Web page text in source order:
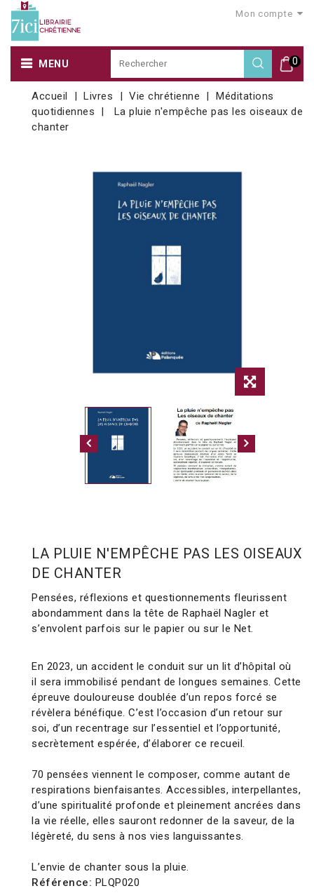
Mon compte
0
MENU
Accueil Livres Vie chrétienne
Méditations
quotidiennes
La pluie n'empêche pas les oiseaux de
chanter
LA PLUIE N'EMPÊCHE PAS LES OISEAUX
DE CHANTER
Pensées, réflexions et questionnements fleurissent
abondamment dans la tête de Raphaël Nagler et
s’envolent parfois sur le papier ou sur le Net.
En 2023, un accident le conduit sur un lit d’hôpital où
il sera immobilisé pendant de longues semaines. Cette
épreuve douloureuse doublée d’un repos forcé se
révèlera bénéfique. C’est l’occasion d’un retour sur
soi, d’un recentrage sur l’essentiel et l’opportunité,
secrètement espérée, d’élaborer ce recueil.
70 pensées viennent le composer, comme autant de
respirations bienfaisantes. Accessibles, interpellantes,
d’une spiritualité profonde et pleinement ancrées dans
la vie réelle, elles sauront redonner de la saveur, de la
légèreté, du sens à nos vies languissantes.
L’envie de chanter sous la pluie.
Référence: PLQP020